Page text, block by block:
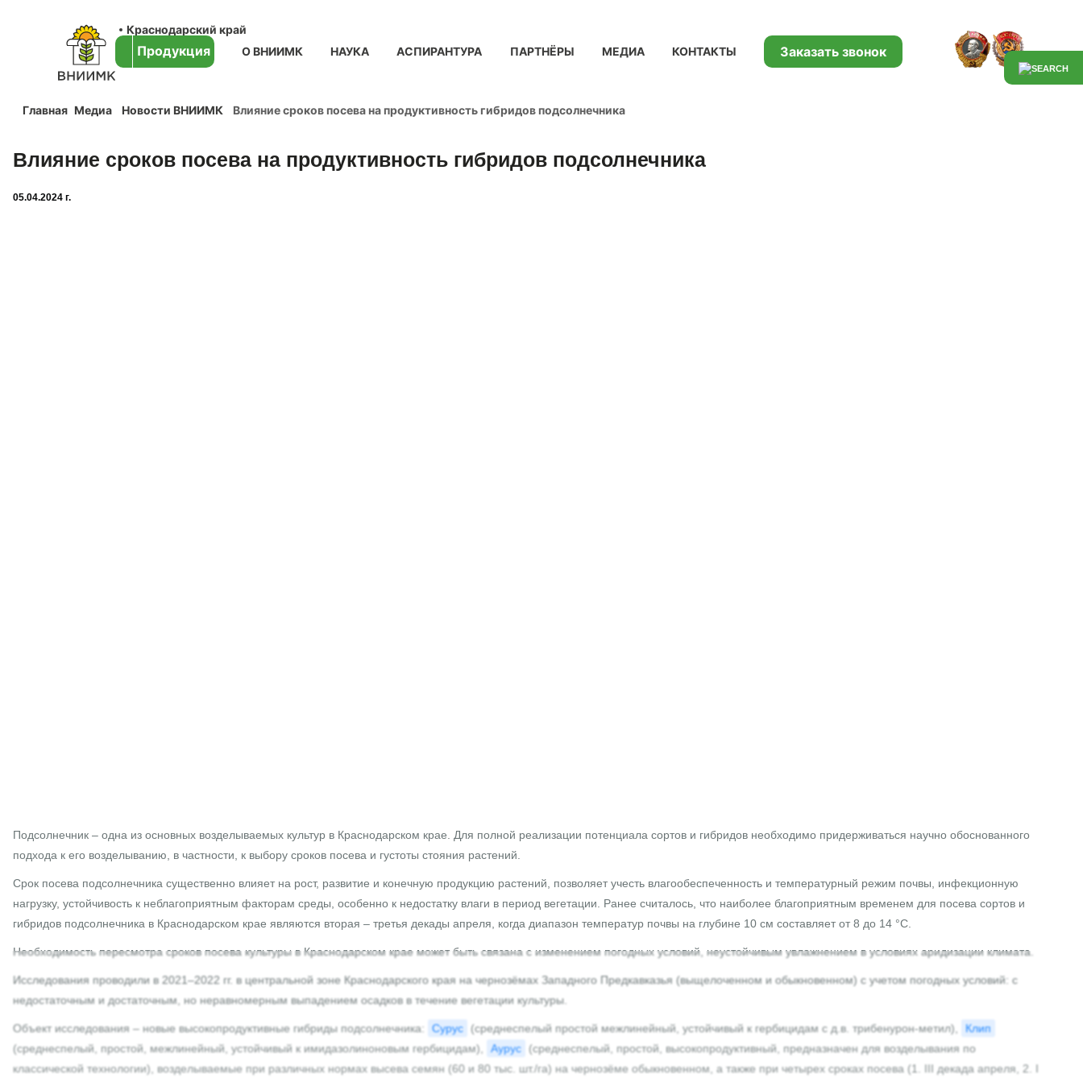
Краснодарский край
Продукция О ВНИИМК НАУКА АСПИРАНТУРА ПАРТНЁРЫ МЕДИА КОНТАКТЫ Заказать звонок
Главная Медиа Новости ВНИИМК Влияние сроков посева на продуктивность гибридов подсолнечника
Влияние сроков посева на продуктивность гибридов подсолнечника
05.04.2024 г.
Подсолнечник – одна из основных возделываемых культур в Краснодарском крае. Для полной реализации потенциала сортов и гибридов необходимо придерживаться научно обоснованного
подхода к его возделыванию, в частности, к выбору сроков посева и густоты стояния растений.
Срок посева подсолнечника существенно влияет на рост, развитие и конечную продукцию растений, позволяет учесть влагообеспеченность и температурный режим почвы, инфекционную
нагрузку, устойчивость к неблагоприятным факторам среды, особенно к недостатку влаги в период вегетации. Ранее считалось, что наиболее благоприятным временем для посева сортов и
гибридов подсолнечника в Краснодарском крае являются вторая – третья декады апреля, когда диапазон температур почвы на глубине 10 см составляет от 8 до 14 °С.
Необходимость пересмотра сроков посева культуры в Краснодарском крае может быть связана с изменением погодных условий, неустойчивым увлажнением в условиях аридизации климата.
Исследования проводили в 2021–2022 гг. в центральной зоне Краснодарского края на чернозёмах Западного Предкавказья (выщелоченном и обыкновенном) с учетом погодных условий: с
недостаточным и достаточным, но неравномерным выпадением осадков в течение вегетации культуры.
Объект исследования – новые высокопродуктивные гибриды подсолнечника: Сурус (среднеспелый простой межлинейный, устойчивый к гербицидам с д.в. трибенурон-метил),
Клип
(среднеспелый, простой, межлинейный, устойчивый к имидазолиноновым гербицидам),
Аурус (среднеспелый, простой, высокопродуктивный, предназначен для возделывания по
классической технологии), возделываемые при различных нормах высева семян (60 и 80 тыс. шт./га) на чернозёме обыкновенном, а также при четырех сроках посева (1. III декада апреля, 2. I